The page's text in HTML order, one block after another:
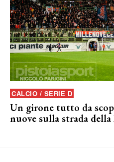
CALCIO / SERIE D
Un girone tutto da
nuove sulla strada della